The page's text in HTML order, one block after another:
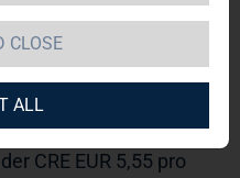
09:15-----------------
Die TAG
an
Estate AG an  -
CRE EUR 5,55 pro
CLOSE
ALL